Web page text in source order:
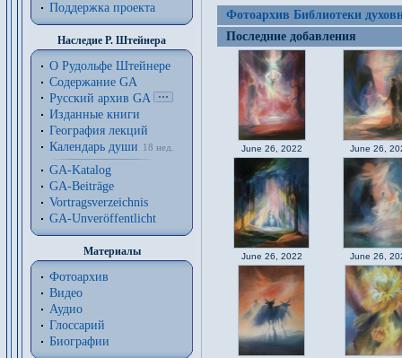
Поддержка проекта
Наследие Р. Штейнера
О Рудольфе Штейнере
Содержание GA
Русский архив GA
Изданные книги
География лекций
Календарь души
18 нед.
GA-Katalog
GA-Beiträge
Vortragsverzeichnis
GA-Unveröffentlicht
Материалы
Фотоархив
Видео
Аудио
Глоссарий
Биографии
Фотоархив Библиотеки
Последние добавления
June 26, 2022 June 26,
June 26, 2022 June 26,